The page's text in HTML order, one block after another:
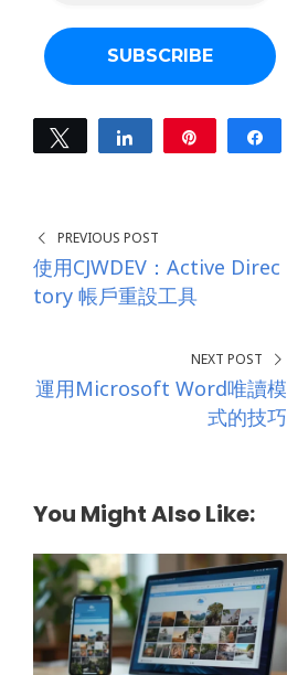
a
d
r
e
s
Tweet Share
PREVIOUS POST
使用CJWDEV：Active Direc
tory 帳戶重設工具
NEXT POST
運用Microsoft Word唯讀模
式的技巧
You Might Also Like: